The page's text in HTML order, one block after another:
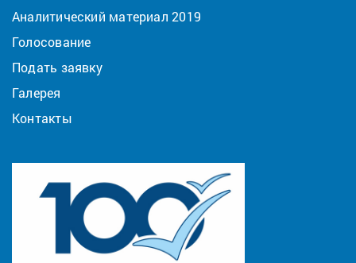
Аналитический материал 2019
Голосование
Подать заявку
Галерея
Контакты